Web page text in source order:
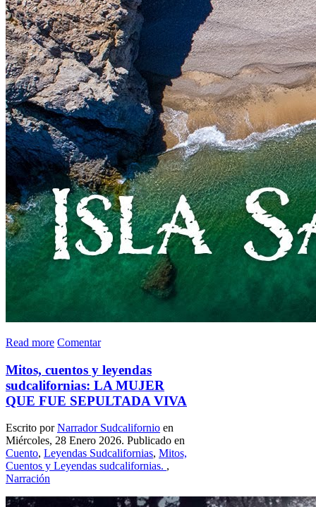
Read more Comentar
Mitos, cuentos y leyendas
sudcalifornias: LA MUJER
QUE FUE SEPULTADA VIVA
Escrito porNarrador Sudcalifornio en
Miércoles, 28 Enero 2026. Publicado en
Cuento, Leyendas Sudcalifornias, Mitos,
Cuentos y Leyendas sudcalifornias. ,
Narración